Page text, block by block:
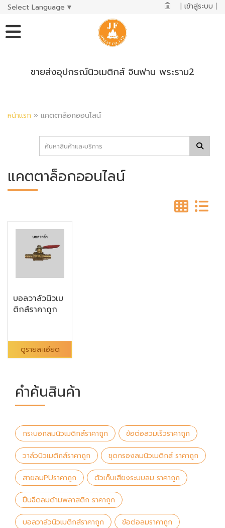
Select Language ▼ | เข้าสู่ระบบ |
ขายส่งอุปกรณ์นิวเมติกส์ จินฟาน พระราม2
หน้าแรก » แคตตาล็อกออนไลน์
แคตตาล็อกออนไลน์
บอลวาล์วนิวเม
ติกส์ราคาถูก
ดูรายละเอียด
คำค้นสินค้า
กระบอกลมนิวเมติกส์ราคาถูก ข้อต่อสวมเร็วราคาถูก
วาล์วนิวเมติกส์ราคาถูก ชุดกรองลมนิวเมติกส์ ราคาถูก
สายลมPUราคาถูก ตัวเก็บเสียงระบบลม ราคาถูก
ปืนฉีดลมด้ามพลาสติก ราคาถูก
บอลวาล์วนิวเมติกส์ราคาถูก ข้อต่อลมราคาถูก